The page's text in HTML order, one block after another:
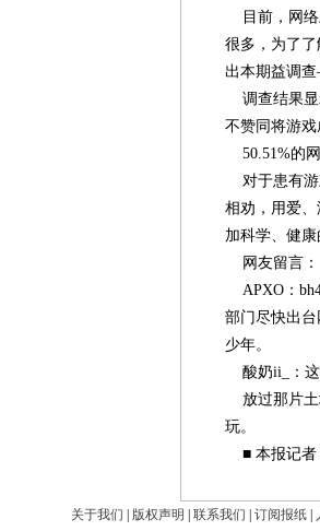
目前，网络
很多，为了
出本期益调
调查结果显
不赞同将游戏
50.51%的网
对于患有游
相劝，用爱
加科学、健
网友留言：
APXO：
部门尽快出
少年。
酸奶ii_：这
放过那片土
玩。
■ 本报记者
关于我们 版权声明 联系我们 订阅报纸